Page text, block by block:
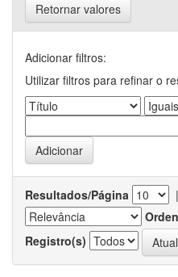
Retornar valores
Adicionar filtros:
Utilizar filtros para refinar o
Resultados/Página |
Registro(s)